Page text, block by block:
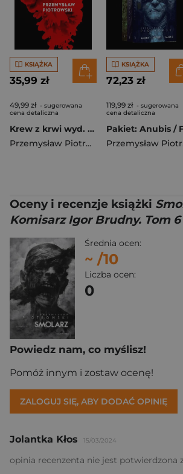
KSIĄŻKA
35,99 zł
49,99 zł - sugerowana
cena detaliczna
Krew z krwi wyd. 2026
Przemysław Piotrowski
KSIĄŻKA
72,23 zł
119,99 zł - sugerowana
cena detaliczna
Oceny i recenzje książki
Komisarz Igor Brudny. Tom 6
Średnia ocen:
~ /10
Liczba ocen:
0
Powiedz nam, co myślisz!
Pomóż innym i zostaw ocenę!
ZALOGUJ SIĘ, ABY DODAĆ OPINIĘ
Jolantka Kłos 15/03/2024
opinia recenzenta nie jest potwierdzona